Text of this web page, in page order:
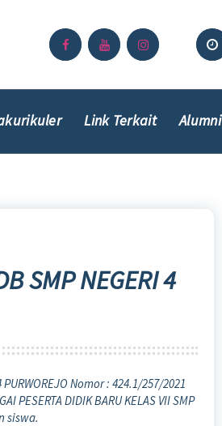
Link Terkait Alumni
SMP NEGERI 4
Nomor : 424.1/257/2021
PESERTA DIDIK BARU KELAS VII SMP
siswa.